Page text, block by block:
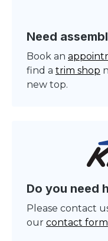
Need
Book an
find a trim shop
new top.
Do you need
Please contact
our contact form